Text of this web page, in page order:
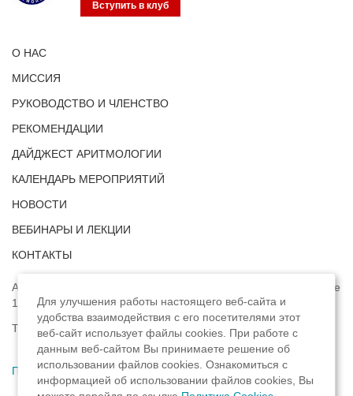
Вступить в клуб
О НАС
МИССИЯ
РУКОВОДСТВО И ЧЛЕНСТВО
РЕКОМЕНДАЦИИ
ДАЙДЖЕСТ АРИТМОЛОГИИ
КАЛЕНДАРЬ МЕРОПРИЯТИЙ
НОВОСТИ
ВЕБИНАРЫ И ЛЕКЦИИ
КОНТАКТЫ
Адрес: г. Москва, ул. Профсоюзная, д. 93А, этаж 4, помещение
1, комната 32.
Телефон:
8 (8422) 33-15-88
Политика конфиденциальности,
Для улучшения работы настоящего веб-сайта и
удобства взаимодействия с его посетителями этот
веб-сайт использует файлы cookies. При работе с
данным веб-сайтом Вы принимаете решение об
использовании файлов cookies. Ознакомиться с
информацией об использовании файлов cookies, Вы